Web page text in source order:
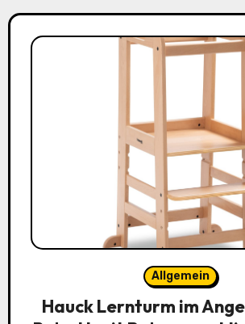
Allgemein
Hauck Lernturm im